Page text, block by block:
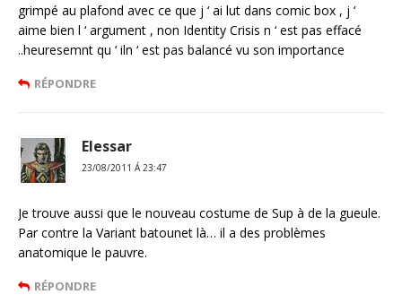
grimpé au plafond avec ce que j ‘ ai lut dans comic box , j ‘
aime bien l ‘ argument , non Identity Crisis n ‘ est pas effacé
..heuresemnt qu ‘ iln ‘ est pas balancé vu son importance
RÉPONDRE
Elessar
23/08/2011 Á 23:47
Je trouve aussi que le nouveau costume de Sup à de la gueule.
Par contre la Variant batounet là… il a des problèmes
anatomique le pauvre.
RÉPONDRE